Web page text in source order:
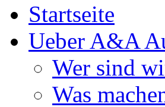
Startseite
Ueber A&A
Wer sind
Was